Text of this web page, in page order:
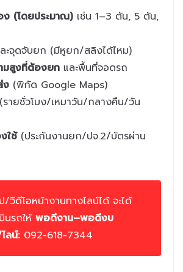
ง (โดยประมาณ) เช่น 1–3 ตัน, 5 ตัน,
ะจุดจับยก (มีหูยก/สลิงได้ไหม)
มสูงที่ต้องยก และพื้นที่จอดรถ
ง (พิกัด Google Maps)
(รายชั่วโมง/เหมาวัน/กลางคืน/วัน
ใช้(ประกันงานยก/ปจ.2/บัตรผ่าน
/วิดีโอหน้างานทางไลน์ได้ จะได้
นรถให้ พอดีงาน–พอดีงบ
ลน์: 092-618-7344